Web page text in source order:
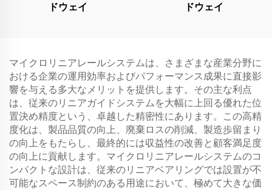
ドウェイ
ドウェイ
マイクロリニアレールシステムは、さまざまな産業分野に
おける企業の運用効率およびパフォーマンス成果に直接影
響を与える多大なメリットを提供します。その主な利点
は、従来のリニアガイドシステムを大幅に上回る優れた位
置決め精度という、卓越した精密性にあります。この高精
度化は、製品品質の向上、廃棄ロスの削減、製造歩留まり
の向上をもたらし、最終的には収益性の改善と顧客満足度
の向上に貢献します。マイクロリニアレールシステムのコ
ンパクトな設計は、従来のリニアベアリングでは設置が不
可能なスペース制約のある用途において、極めて大きな価